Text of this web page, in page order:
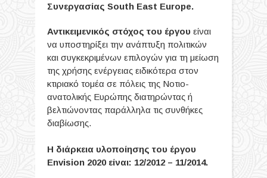
Συνεργασίας South East Europe.
Αντικειμενικός στόχος του έργου είναι
να υποστηρίξει την ανάπτυξη πολιτικών
και συγκεκριμένων επιλογών για τη μείωση
της χρήσης ενέργειας ειδικότερα στον
κτιριακό τομέα σε πόλεις της Νοτιο-
ανατολικής Ευρώπης διατηρώντας ή
βελτιώνοντας παράλληλα τις συνθήκες
διαβίωσης.
Η διάρκεια υλοποίησης του έργου
Envision 2020 είναι: 12/2012 – 11/2014.